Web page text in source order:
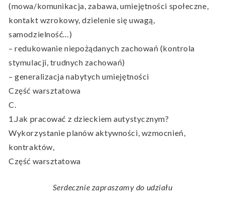
(mowa/komunikacja, zabawa, umiejętności społeczne,
kontakt wzrokowy, dzielenie się uwagą,
samodzielność…)
– redukowanie niepożądanych zachowań (kontrola
stymulacji, trudnych zachowań)
– generalizacja nabytych umiejętności
Część warsztatowa
C.
1.Jak pracować z dzieckiem autystycznym?
Wykorzystanie planów aktywności, wzmocnień,
kontraktów,
Część warsztatowa
Serdecznie zapraszamy do udziału